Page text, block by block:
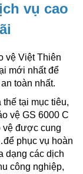
vụ cao
vệ Việt Thiên
mới nhất để
toàn nhất.
tại mục tiêu,
vệ GS 6000 C
vệ được cung
phục vụ hoàn
dạng các dịch
công nghiệp,